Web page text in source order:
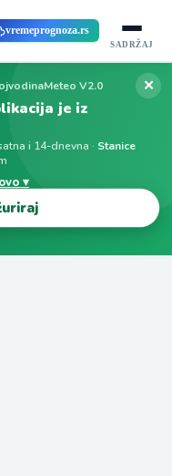
vremeprognoza.rs
SADRŽAJ
V2.0
je iz
i 14-dnevna · Stanice
▾
✕